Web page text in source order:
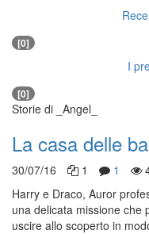
[0]
I
[0]
Storie di _Angel_
La casa delle
30/07/16 1 1
Harry e Draco, Auror
una delicata missione che
uscire allo scoperto in